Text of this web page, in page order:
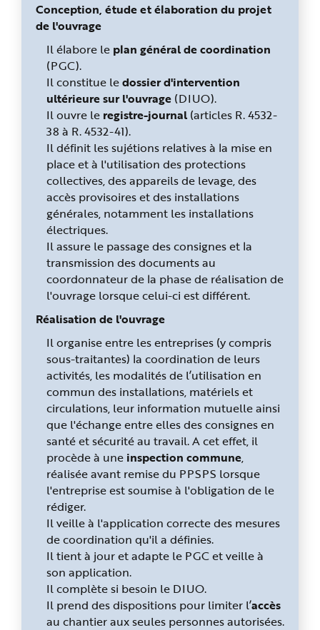
Conception, étude et élaboration du projet
de l'ouvrage
Il élabore le plan général de coordination
(PGC).
Il constitue ledossier d'intervention
ultérieure sur l'ouvrage (DIUO).
Il ouvre le registre-journal (articles R. 4532-
38 à R. 4532-41).
Il définit les sujétions relatives à la mise en
place et à l'utilisation des protections
collectives, des appareils de levage, des
accès provisoires et des installations
générales, notamment les installations
électriques.
Il assure le passage des consignes et la
transmission des documents au
coordonnateur de la phase de réalisation de
l'ouvrage lorsque celui-ci est différent.
Réalisation de l'ouvrage
Il organise entre les entreprises (y compris
sous-traitantes) la coordination de leurs
activités, les modalités de l’utilisation en
commun des installations, matériels et
circulations, leur information mutuelle ainsi
que l'échange entre elles des consignes en
santé et sécurité au travail. A cet effet, il
procède à une inspection commune,
réalisée avant remise du PPSPS lorsque
l'entreprise est soumise à l'obligation de le
rédiger.
Il veille à l'application correcte des mesures
de coordination qu'il a définies.
Il tient à jour et adapte le PGC et veille à
son application.
Il complète si besoin le DIUO.
Il prend des dispositions pour limiter l’accès
au chantier aux seules personnes autorisées.